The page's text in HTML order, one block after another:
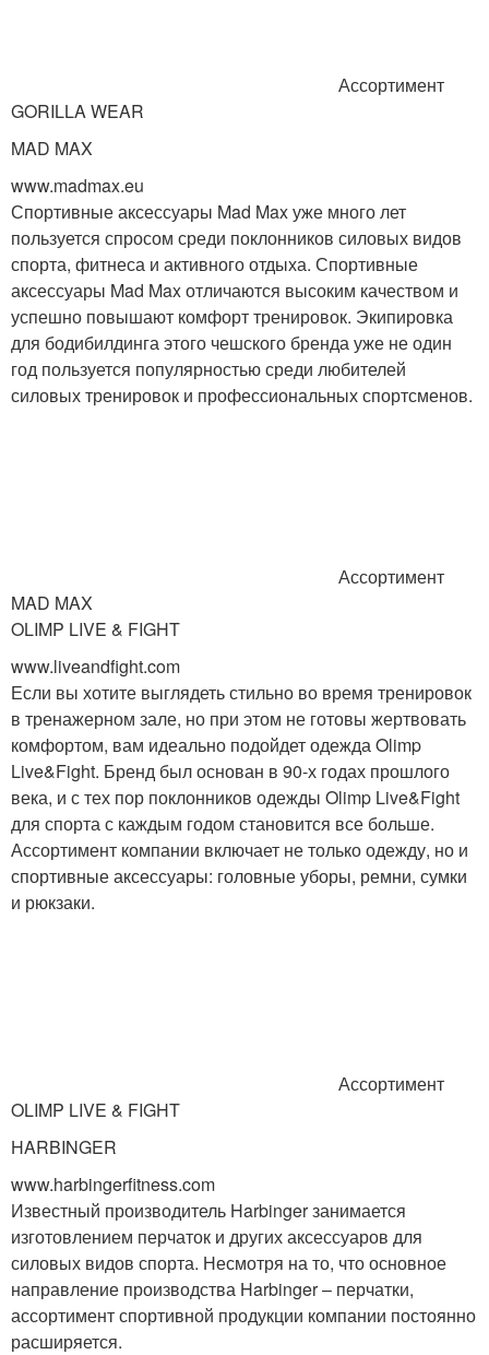
Ассортимент
GORILLA WEAR
MAD MAX
www.madmax.eu
Спортивные аксессуары Mad Max уже много лет
пользуется спросом среди поклонников силовых видов
спорта, фитнеса и активного отдыха. Спортивные
аксессуары Mad Max отличаются высоким качеством и
успешно повышают комфорт тренировок. Экипировка
для бодибилдинга этого чешского бренда уже не один
год пользуется популярностью среди любителей
силовых тренировок и профессиональных спортсменов.
Ассортимент
MAD MAX
OLIMP LIVE & FIGHT
www.liveandfight.com
Если вы хотите выглядеть стильно во время тренировок
в тренажерном зале, но при этом не готовы жертвовать
комфортом, вам идеально подойдет одежда Olimp
Live&Fight. Бренд был основан в 90-х годах прошлого
века, и с тех пор поклонников одежды Olimp Live&Fight
для спорта с каждым годом становится все больше.
Ассортимент компании включает не только одежду, но и
спортивные аксессуары: головные уборы, ремни, сумки
и рюкзаки.
Ассортимент
OLIMP LIVE & FIGHT
HARBINGER
www.harbingerfitness.com
Известный производитель Harbinger занимается
изготовлением перчаток и других аксессуаров для
силовых видов спорта. Несмотря на то, что основное
направление производства Harbinger – перчатки,
ассортимент спортивной продукции компании постоянно
расширяется.